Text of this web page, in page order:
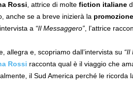
Rossi , attrice di moltefiction italiane
anche se a breve inizierà la
a “Il Messaggero”, l’attrice
allegra e, scopriamo dall’intervista su “Il
Rossi racconta qual è il viaggio che
il Sud America perché le ricorda